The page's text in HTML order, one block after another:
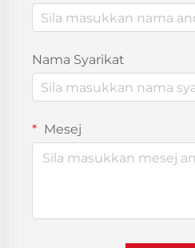
Nama Syarikat
Mesej